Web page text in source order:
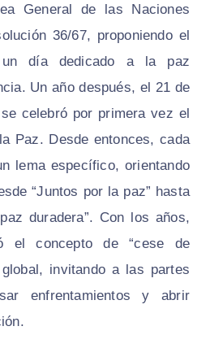
General de las Naciones
36/67, proponiendo el
un día dedicado a la paz
Un año después, el 21 de
celebró por primera vez el
Paz. Desde entonces, cada
lema específico, orientando
“Juntos por la paz” hasta
duradera”. Con los años,
el concepto de “cese de
invitando a las partes
enfrentamientos y abrir